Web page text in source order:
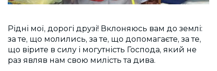
Рідні мої, дорогі друзі! Вклоняюсь вам до землі:
за те, що молились, за те, що допомагаєте, за те,
що вірите в силу і могутність Господа, який не
раз являв нам свою милість та дива.